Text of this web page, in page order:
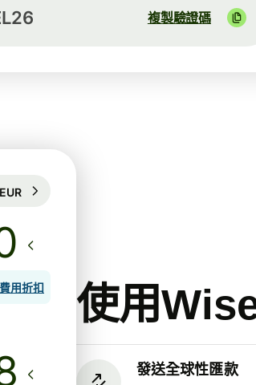
複製驗證碼
使用
發送全球性匯款
用折扣